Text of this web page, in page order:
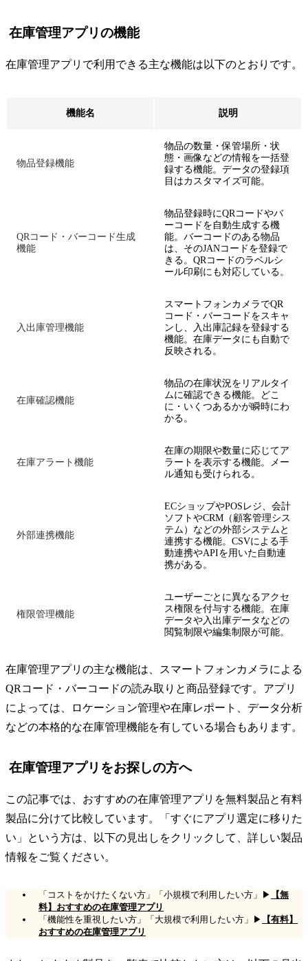
在庫管理アプリの機能
在庫管理アプリで利用できる主な機能は以下のとおりです。
機能名 説明
物品登録機能
物品の数量・保管場所・状
態・画像などの情報を一括登
録する機能。データの登録項
目はカスタマイズ可能。
QRコード・バーコード生成
機能
物品登録時にQRコードやバ
ーコードを自動生成する機
能。バーコードのある物品
は、そのJANコードを登録で
きる。QRコードのラベルシ
ール印刷にも対応している。
入出庫管理機能
スマートフォンカメラでQR
コード・バーコードをスキャ
ンし、入出庫記録を登録する
機能。在庫データにも自動で
反映される。
在庫確認機能
物品の在庫状況をリアルタイ
ムに確認できる機能。どこ
に・いくつあるかが瞬時にわ
かる。
在庫アラート機能
在庫の期限や数量に応じてア
ラートを表示する機能。メー
ル通知も受けられる。
外部連携機能
ECショップやPOSレジ、会計
ソフトやCRM（顧客管理シス
テム）などの外部システムと
連携する機能。CSVによる手
動連携やAPIを用いた自動連
携がある。
権限管理機能
ユーザーごとに異なるアクセ
ス権限を付与する機能。在庫
データや入出庫データなどの
閲覧制限や編集制限が可能。
在庫管理アプリの主な機能は、スマートフォンカメラによる
QRコード・バーコードの読み取りと商品登録です。アプリ
によっては、ロケーション管理や在庫レポート、データ分析
などの本格的な在庫管理機能を有している場合もあります。
在庫管理アプリをお探しの方へ
この記事では、おすすめの在庫管理アプリを無料製品と有料
製品に分けて比較しています。「すぐにアプリ選定に移りた
い」という方は、以下の見出しをクリックして、詳しい製品
情報をご覧ください。
「コストをかけたくない方」「小規模で利用したい方」▶
【無
料】おすすめの在庫管理アプリ
「機能性を重視したい方」「大規模で利用したい方」▶
【有料】
おすすめの在庫管理アプリ